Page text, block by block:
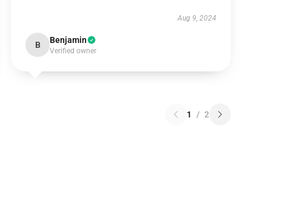
Aug 9, 2024
B Benjamin
Verified owner
1 / 2